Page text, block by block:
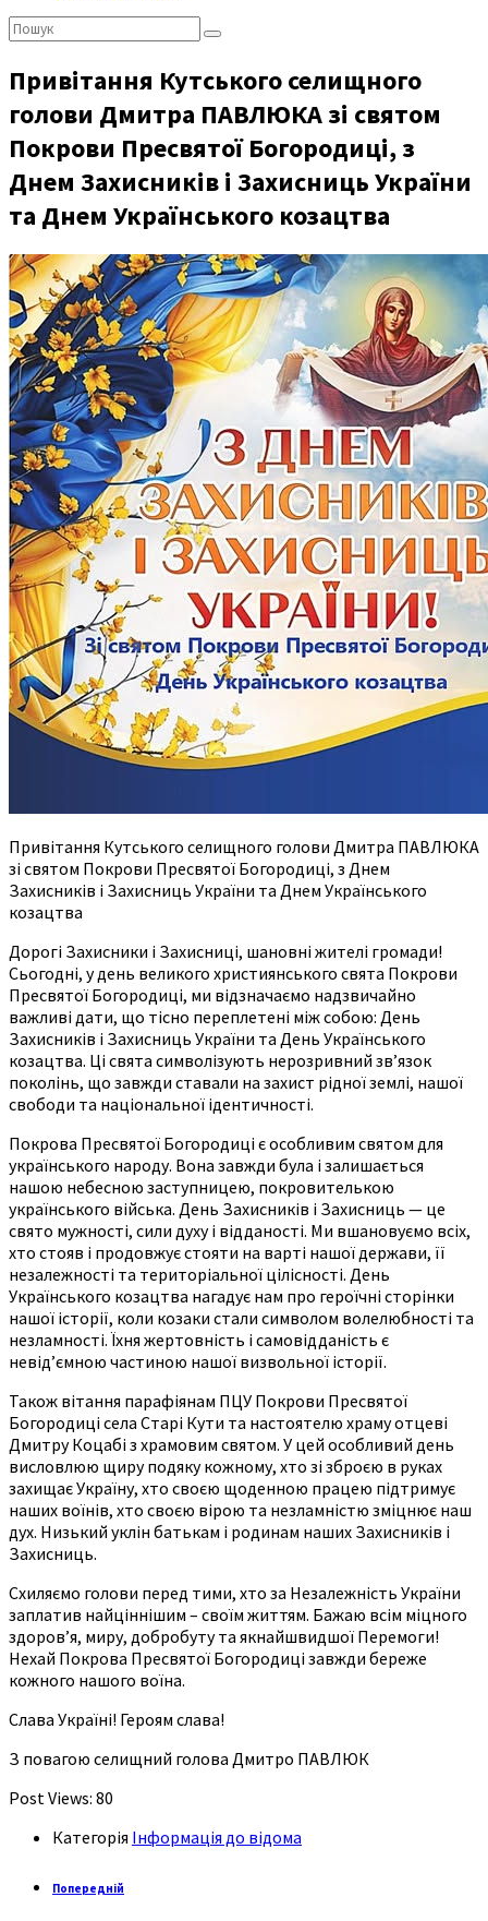
Пошук:
Привітання Кутського селищного
голови Дмитра ПАВЛЮКА зі святом
Покрови Пресвятої Богородиці, з
Днем Захисників і Захисниць України
та Днем Українського козацтва
Привітання Кутського селищного голови Дмитра ПАВЛЮКА
зі святом Покрови Пресвятої Богородиці, з Днем
Захисників і Захисниць України та Днем Українського
козацтва
Дорогі Захисники і Захисниці, шановні жителі громади!
Сьогодні, у день великого християнського свята Покрови
Пресвятої Богородиці, ми відзначаємо надзвичайно
важливі дати, що тісно переплетені між собою: День
Захисників і Захисниць України та День Українського
козацтва. Ці свята символізують нерозривний зв’язок
поколінь, що завжди ставали на захист рідної землі, нашої
свободи та національної ідентичності.
Покрова Пресвятої Богородиці є особливим святом для
українського народу. Вона завжди була і залишається
нашою небесною заступницею, покровителькою
українського війська. День Захисників і Захисниць — це
свято мужності, сили духу і відданості. Ми вшановуємо всіх,
хто стояв і продовжує стояти на варті нашої держави, її
незалежності та територіальної цілісності. День
Українського козацтва нагадує нам про героїчні сторінки
нашої історії, коли козаки стали символом волелюбності та
незламності. Їхня жертовність і самовідданість є
невід’ємною частиною нашої визвольної історії.
Також вітання парафіянам ПЦУ Покрови Пресвятої
Богородиці села Старі Кути та настоятелю храму отцеві
Дмитру Коцабі з храмовим святом. У цей особливий день
висловлюю щиру подяку кожному, хто зі зброєю в руках
захищає Україну, хто своєю щоденною працею підтримує
наших воїнів, хто своєю вірою та незламністю зміцнює наш
дух. Низький уклін батькам і родинам наших Захисників і
Захисниць.
Схиляємо голови перед тими, хто за Незалежність України
заплатив найціннішим – своїм життям. Бажаю всім міцного
здоров’я, миру, добробуту та якнайшвидшої Перемоги!
Нехай Покрова Пресвятої Богородиці завжди береже
кожного нашого воїна.
Слава Україні! Героям слава!
З повагою селищний голова Дмитро ПАВЛЮК
Post Views: 80
Категорія Інформація до відома
Попередній